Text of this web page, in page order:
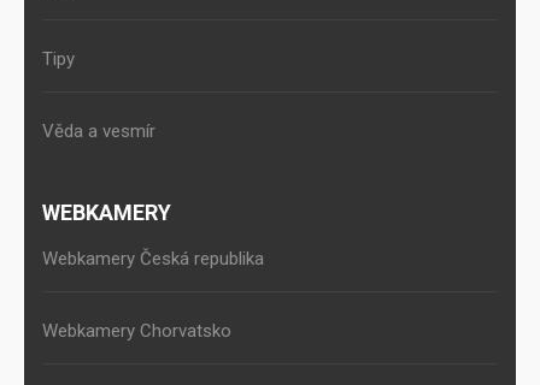
Tipy
Věda a vesmír
WEBKAMERY
Webkamery Česká republika
Webkamery Chorvatsko